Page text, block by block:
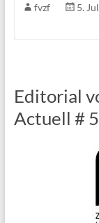
fvzf 5.
Editorial
Actuell # 5